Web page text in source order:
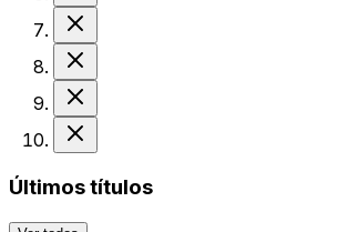
Últimos títulos